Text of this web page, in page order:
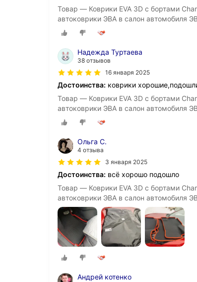
Товар — Коврики EVA 3D с бортами
автоковрики ЭВА в салон автомобиля
Надежда Туртаева
38 отзывов
16 января 2025
Достоинства: коврики
Товар — Коврики EVA 3D с бортами
автоковрики ЭВА в салон автомобиля
Ольга С.
4 отзыва
3 января 2025
Достоинства: всë хорошо подошло
Товар — Коврики EVA 3D с бортами
автоковрики ЭВА в салон автомобиля
Андрей котенко